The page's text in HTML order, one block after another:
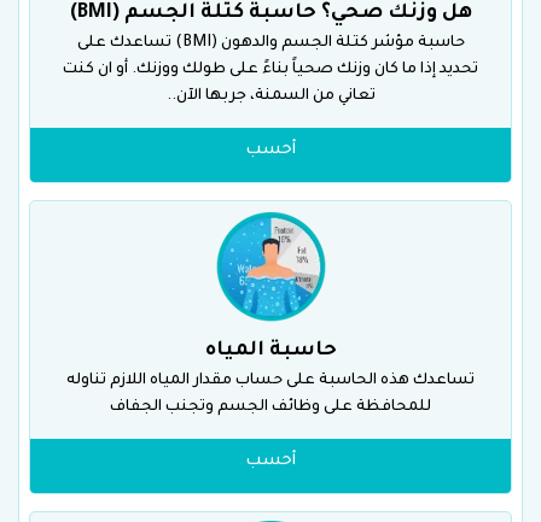
هل وزنك صحي؟ حاسبة كتلة الجسم (BMI)
حاسبة مؤشر كتلة الجسم والدهون (BMI) تساعدك على
تحديد إذا ما كان وزنك صحياً بناءً على طولك ووزنك. أو ان كنت
تعاني من السمنة، جربها الآن..
أحسب
حاسبة المياه
تساعدك هذه الحاسبة على حساب مقدار المياه اللازم تناوله
للمحافظة على وظائف الجسم وتجنب الجفاف
أحسب